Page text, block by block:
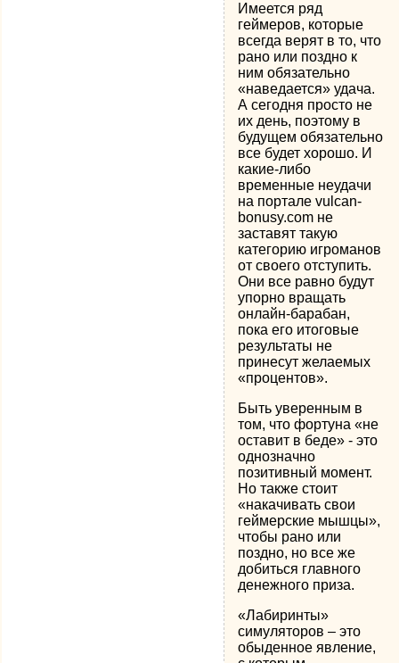
Имеется ряд
геймеров, которые
всегда верят в то, что
рано или поздно к
ним обязательно
«наведается» удача.
А сегодня просто не
их день, поэтому в
будущем обязательно
все будет хорошо. И
какие-либо
временные неудачи
на портале vulcan-
bonusy.com не
заставят такую
категорию игроманов
от своего отступить.
Они все равно будут
упорно вращать
онлайн-барабан,
пока его итоговые
результаты не
принесут желаемых
«процентов».
Быть уверенным в
том, что фортуна «не
оставит в беде» - это
однозначно
позитивный момент.
Но также стоит
«накачивать свои
геймерские мышцы»,
чтобы рано или
поздно, но все же
добиться главного
денежного приза.
«Лабиринты»
симуляторов – это
обыденное явление,